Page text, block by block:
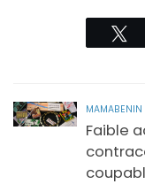
MAMABENIN
Faible